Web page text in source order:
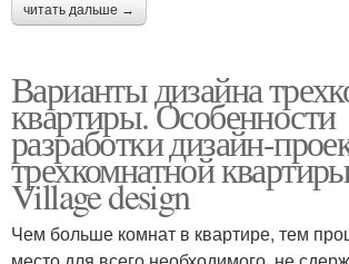
читать дальше →
Варианты дизайна
квартиры. Особенности
разработки дизайн-
трехкомнатной
Village design
Чем больше комнат в квартире, тем